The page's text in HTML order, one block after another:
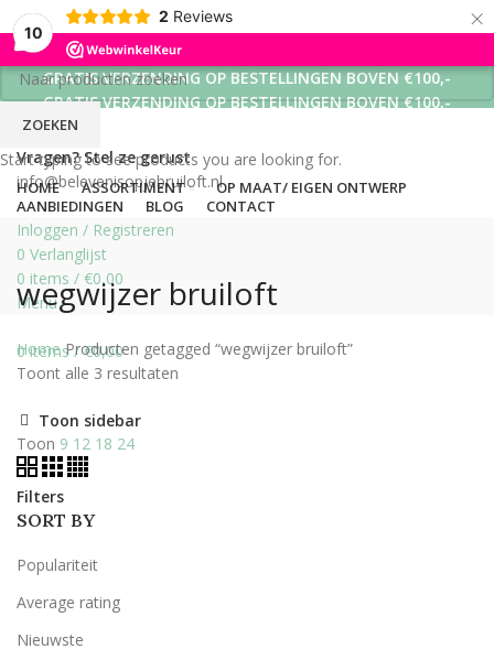
10
2 Reviews ×
GRATIS VERZENDING OP BESTELLINGEN BOVEN €100,-
GRATIS VERZENDING OP BESTELLINGEN BOVEN €100,-
GRATIS VERZENDING OP BESTELLINGEN BOVEN €100,-
Vragen? Stel ze gerust
info@belevenisopjebruiloft.nl
Inloggen / Registreren
0 Verlanglijst
0 items / €0,00
Menu
0items / €0,00
HOME ASSORTIMENT
OP MAAT/ EIGEN ONTWERP
AANBIEDINGEN
BLOG CONTACT
wegwijzer bruiloft
HomeProducten getagged “wegwijzer bruiloft”
Toont alle 3 resultaten
Toon sidebar
Toon 9 12 18 24
Filters
SORT BY
Populariteit
Average rating
Nieuwste
ZOEKEN
Start typing to see products you are looking for.